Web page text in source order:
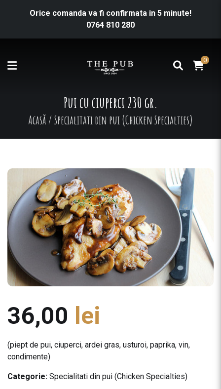
Orice comanda va fi confirmata in 5 minute!
0764 810 280
0
Pui cu ciuperci 230 gr.
Acasă / Specialitati din pui (Chicken Specialties)
36,00 lei
(piept de pui, ciuperci, ardei gras, usturoi, paprika, vin,
condimente)
Categorie: Specialitati din pui (Chicken Specialties)